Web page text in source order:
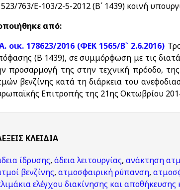
763/Ε-103/2-5-2012 (Β΄ 1439) κοινή
από:
οικ. 178623/2016 (ΦΕΚ 1565/Β` 2.6.2016)
(Β 1439), σε συμμόρφωση με τις
προσαρμογή της στην τεχνική πρόοδο,
βενζίνης κατά τη διάρκεια του
Επιτροπής της 21ης Οκτωβρίου
KΛΕΙΔΙΆ
ίδρυσης, άδεια λειτουργίας, ανάκτηση
βενζίνης, ατμοσφαιρική ρύπανση,
ελέγχου διακίνησης και